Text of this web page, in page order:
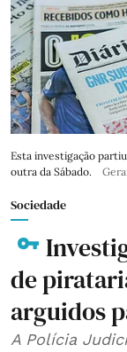
Esta investigação
outra da Sábado.
Sociedade
de
arguidos
A Polícia